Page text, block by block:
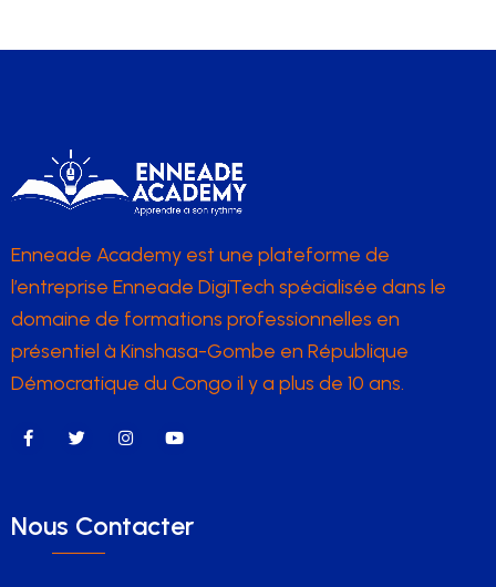
Enneade Academy est une plateforme de
l’entreprise Enneade DigiTech spécialisée dans le
domaine de formations professionnelles en
présentiel à Kinshasa-Gombe en République
Démocratique du Congo il y a plus de 10 ans.
Nous Contacter